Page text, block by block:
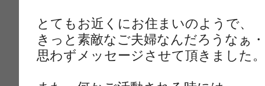
とてもお近くにお住まいのようで、
きっと素敵なご夫婦なんだろうなぁ
思わずメッセージさせて頂きました